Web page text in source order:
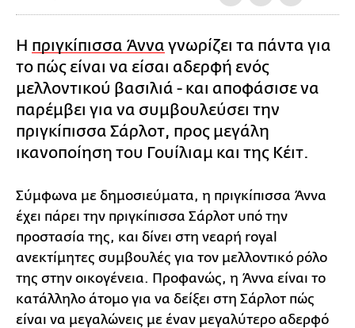
Η πριγκίπισσα Άννα γνωρίζει τα πάντα για
το πώς είναι να είσαι αδερφή ενός
μελλοντικού βασιλιά - και αποφάσισε να
παρέμβει για να συμβουλεύσει την
πριγκίπισσα Σάρλοτ, προς μεγάλη
ικανοποίηση του Γουίλιαμ και της Κέιτ.
Σύμφωνα με δημοσιεύματα, η πριγκίπισσα Άννα
έχει πάρει την πριγκίπισσα Σάρλοτ υπό την
προστασία της, και δίνει στη νεαρή royal
ανεκτίμητες συμβουλές για τον μελλοντικό ρόλο
της στην οικογένεια. Προφανώς, η Άννα είναι το
κατάλληλο άτομο για να δείξει στη Σάρλοτ πώς
είναι να μεγαλώνεις με έναν μεγαλύτερο αδερφό